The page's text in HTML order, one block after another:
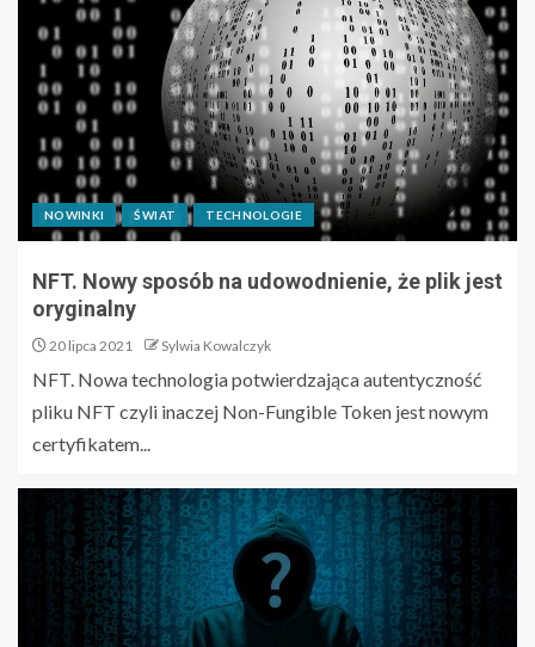
NOWINKI ŚWIAT TECHNOLOGIE
NFT. Nowy sposób na udowodnienie, że plik jest
oryginalny
20 lipca 2021 Sylwia Kowalczyk
NFT. Nowa technologia potwierdzająca autentyczność
pliku NFT czyli inaczej Non-Fungible Token jest nowym
certyfikatem...